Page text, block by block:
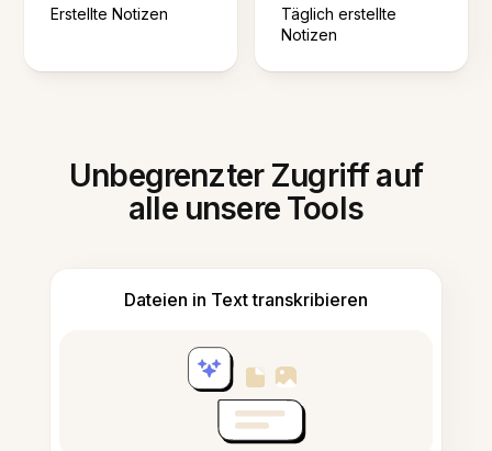
Erstellte Notizen
Täglich erstellte
Notizen
Unbegrenzter Zugriff auf
alle unsere Tools
Dateien in Text transkribieren